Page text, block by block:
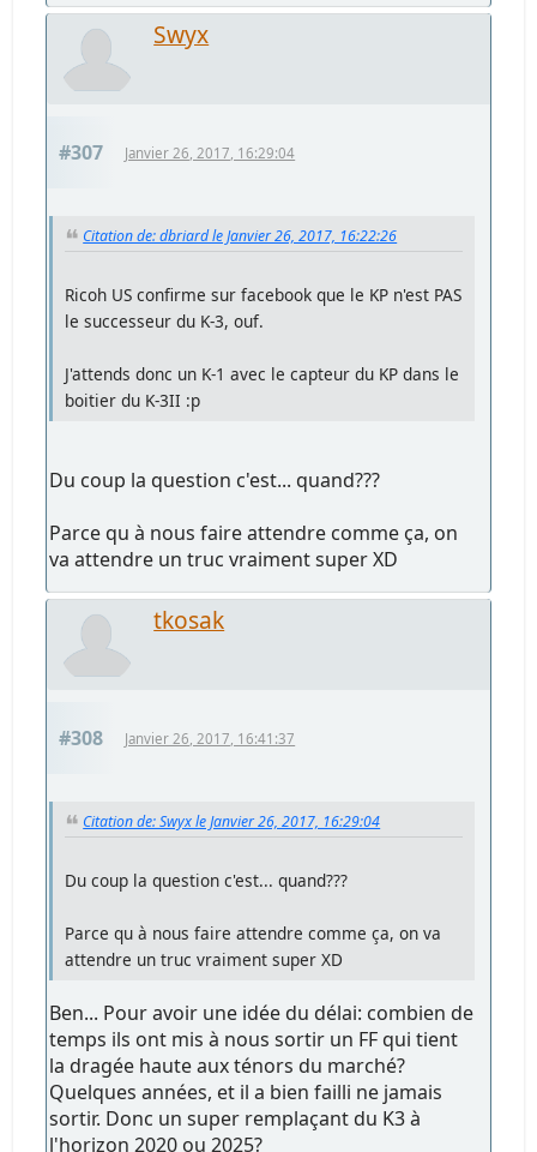
Swyx
#307 Janvier 26, 2017, 16:29:04
Citation de: dbriard le Janvier 26, 2017, 16:22:26
Ricoh US confirme sur facebook que le KP n'est PAS
le successeur du K-3, ouf.
J'attends donc un K-1 avec le capteur du KP dans le
boitier du K-3II :p
Du coup la question c'est... quand???
Parce qu à nous faire attendre comme ça, on
va attendre un truc vraiment super XD
tkosak
#308 Janvier 26, 2017, 16:41:37
Citation de: Swyx le Janvier 26, 2017, 16:29:04
Du coup la question c'est... quand???
Parce qu à nous faire attendre comme ça, on va
attendre un truc vraiment super XD
Ben... Pour avoir une idée du délai: combien de
temps ils ont mis à nous sortir un FF qui tient
la dragée haute aux ténors du marché?
Quelques années, et il a bien failli ne jamais
sortir. Donc un super remplaçant du K3 à
l'horizon 2020 ou 2025?